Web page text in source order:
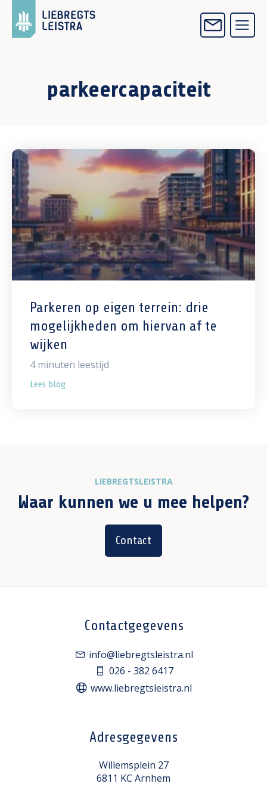
parkeercapaciteit
Parkeren op eigen terrein: drie
mogelijkheden om hiervan af te
wijken
4 minuten leestijd
Lees blog
LIEBREGTSLEISTRA
Waar kunnen we u mee helpen?
Contact
Contactgegevens
info@liebregtsleistra.nl
026 - 382 6417
www.liebregtsleistra.nl
Adresgegevens
Willemsplein 27
6811 KC Arnhem